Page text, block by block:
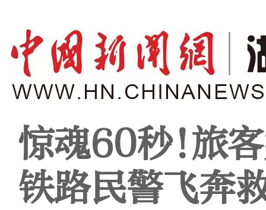
惊魂60秒!旅
铁路民警飞奔